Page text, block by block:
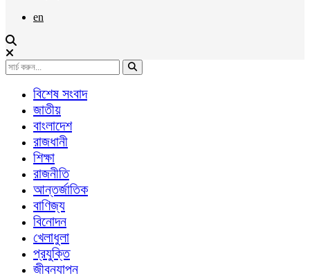
en
বিশেষ সংবাদ
জাতীয়
বাংলাদেশ
রাজধানী
শিক্ষা
রাজনীতি
আন্তর্জাতিক
বাণিজ্য
বিনোদন
খেলাধুলা
প্রযুক্তি
জীবনযাপন